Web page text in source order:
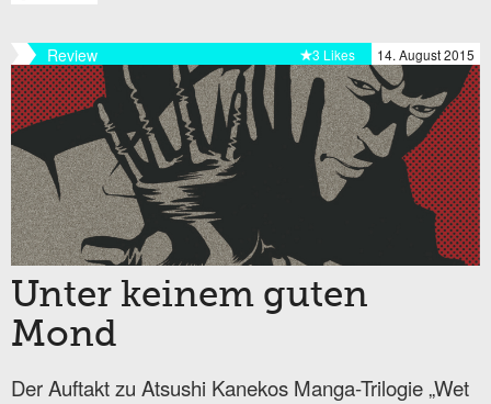
Review 14. August 2015
3 Likes
Unter keinem guten
Mond
Der Auftakt zu Atsushi Kanekos Manga-Trilogie „Wet